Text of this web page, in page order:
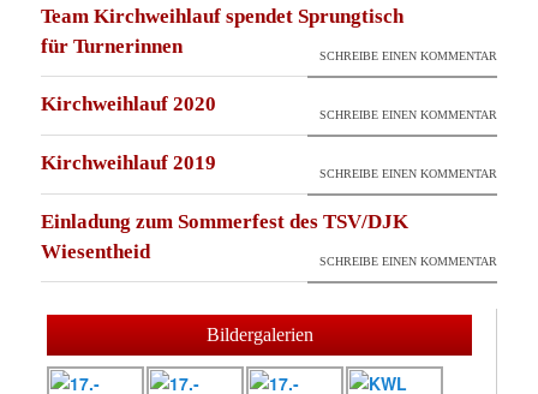
Team Kirchweihlauf spendet Sprungtisch
für Turnerinnen
SCHREIBE EINEN KOMMENTAR
Kirchweihlauf 2020 SCHREIBE EINEN KOMMENTAR
Kirchweihlauf 2019 SCHREIBE EINEN KOMMENTAR
Einladung zum Sommerfest des TSV/DJK
Wiesentheid
SCHREIBE EINEN KOMMENTAR
Bildergalerien